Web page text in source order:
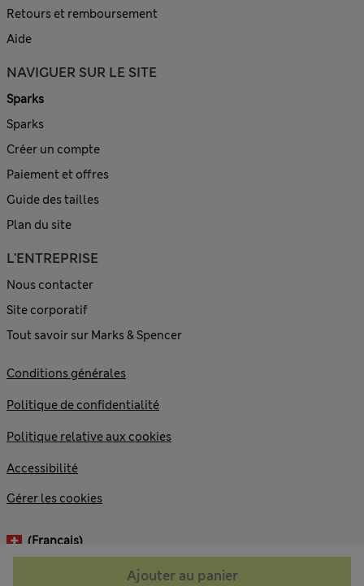
Ajouter au panier
Retours et remboursement
Aide
NAVIGUER SUR LE SITE
Sparks
Sparks
Créer un compte
Paiement et offres
Guide des tailles
Plan du site
L'ENTREPRISE
Nous contacter
Site corporatif
Tout savoir sur Marks & Spencer
Conditions générales
Politique de confidentialité
Politique relative aux cookies
Accessibilité
Gérer les cookies
(français)